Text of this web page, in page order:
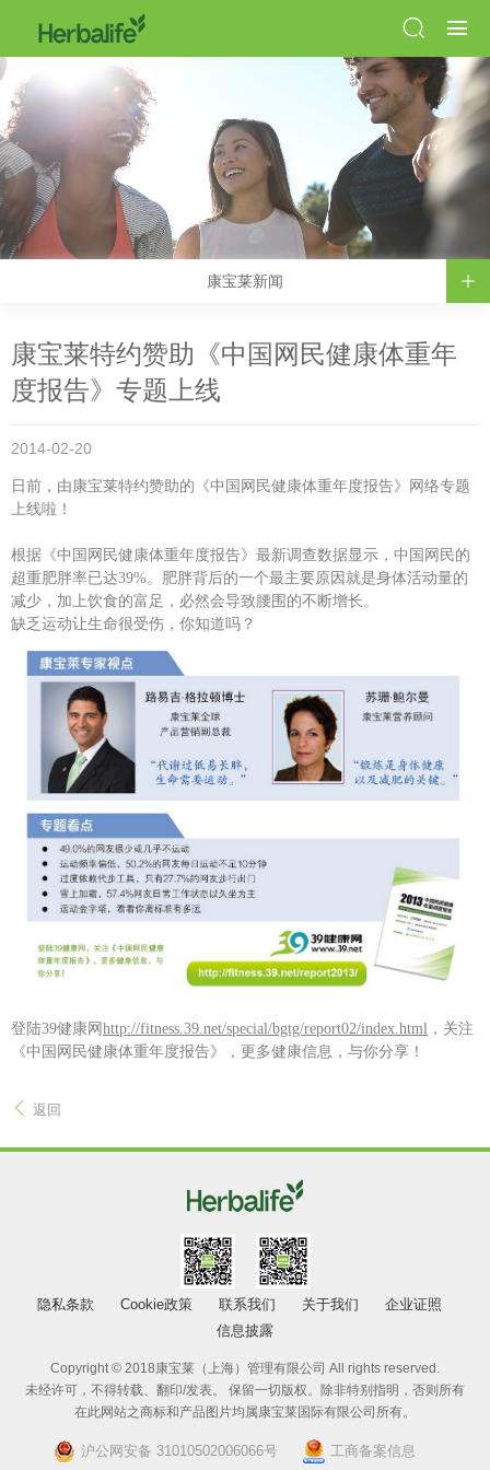
康宝莱新闻
康宝莱特约赞助《中国网民健康体重年
度报告》专题上线
2014-02-20
日前，由康宝莱特约赞助的《中国网民健康体重年度报告》网络专题
上线啦！
根据《中国网民健康体重年度报告》最新调查数据显示，中国网民的
超重肥胖率已达39%。肥胖背后的一个最主要原因就是身体活动量的
减少，加上饮食的富足，必然会导致腰围的不断增长。
缺乏运动让生命很受伤，你知道吗？
登陆39健康网http://fitness.39.net/special/bgtg/report02/index.html ，关注
《中国网民健康体重年度报告》，更多健康信息，与你分享！
返回
隐私条款 Cookie政策 联系我们 关于我们
企业证照
信息披露
Copyright © 2018康宝莱（上海）管理有限公司 All rights reserved.
未经许可，不得转载、翻印/发表。 保留一切版权。除非特别指明，否则所有
在此网站之商标和产品图片均属康宝莱国际有限公司所有。
沪公网安备 31010502006066号 工商备案信息